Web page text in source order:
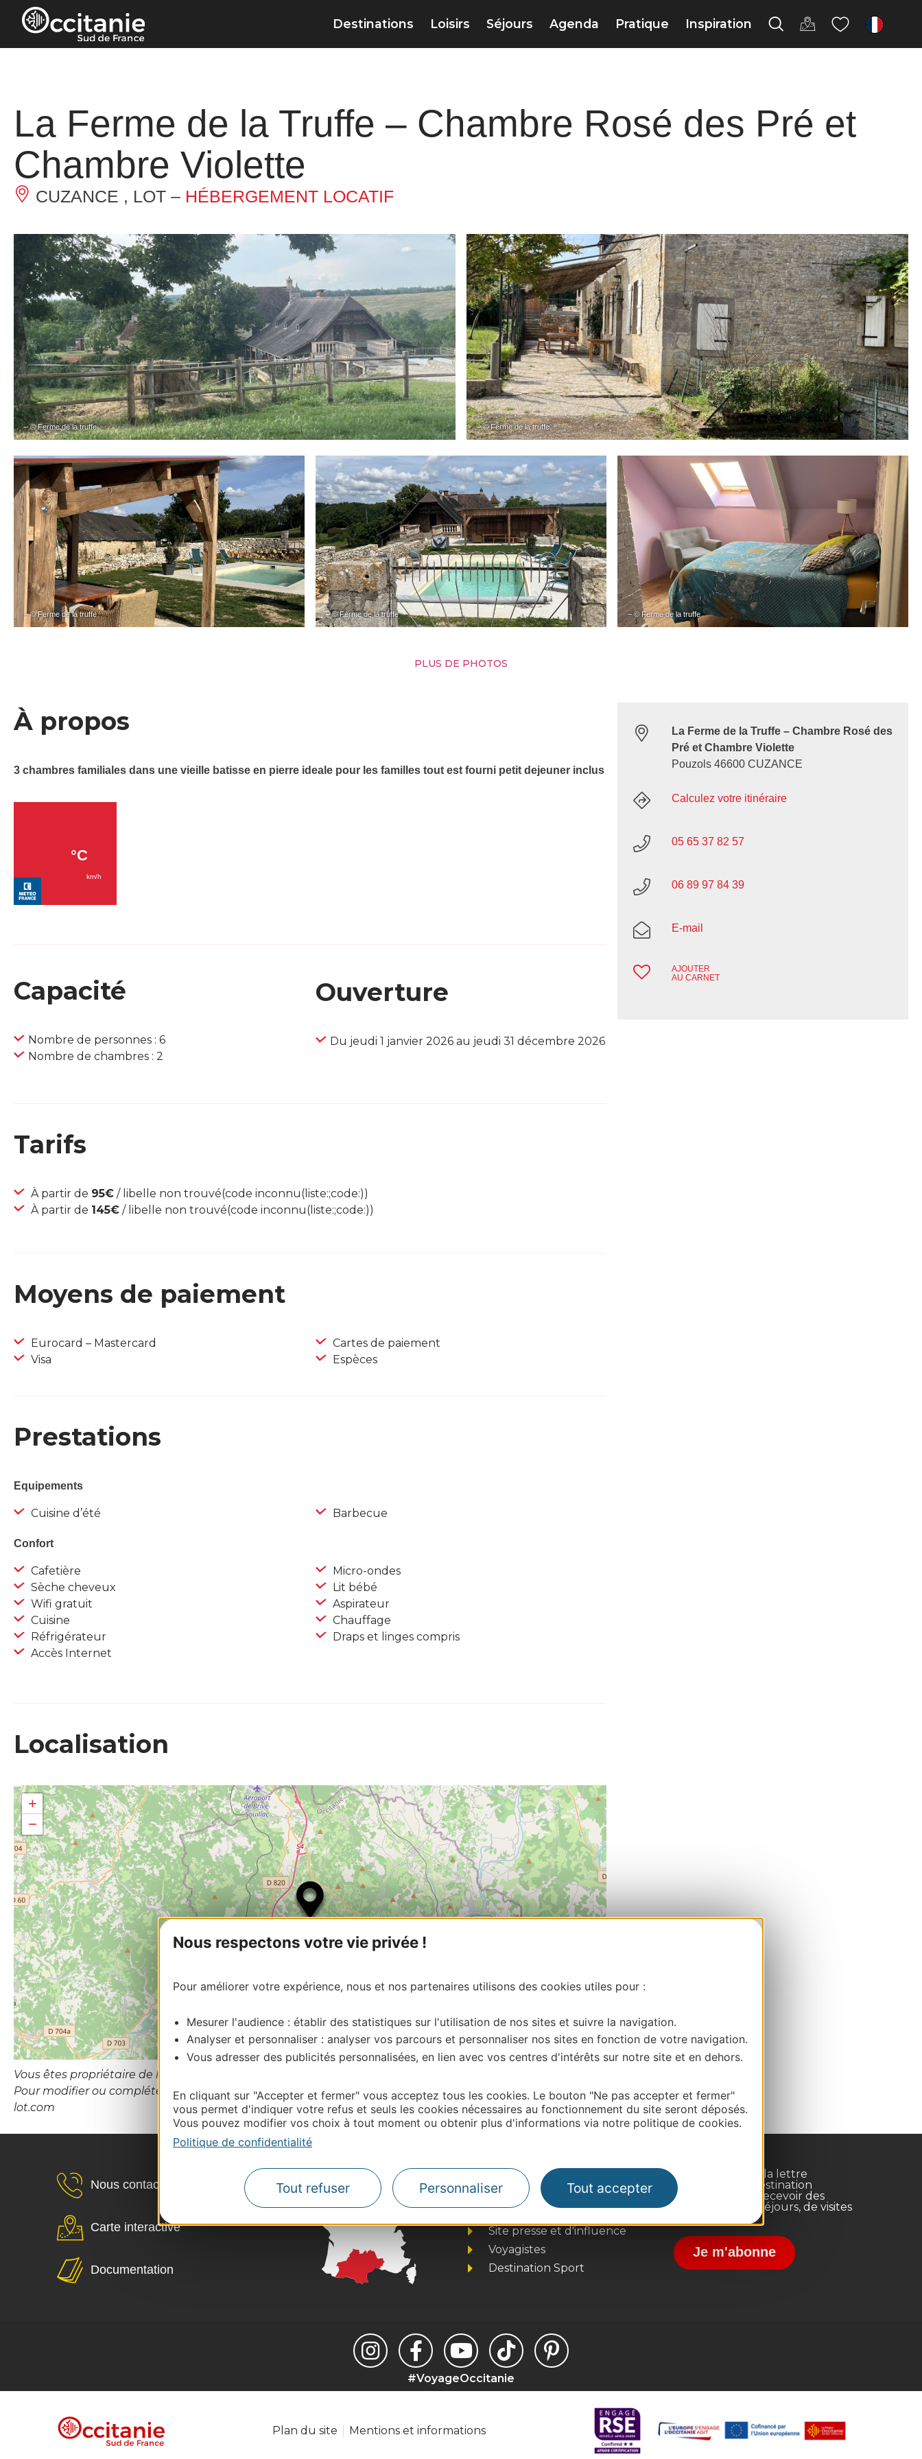
Panneau de gestion des cookies
Nous respectons votre vie privée !
Pour améliorer votre expérience, nous et nos partenaires utilisons des cookies utiles pour :
Mesurer l'audience : établir des statistiques sur l'utilisation de nos sites et suivre la navigation.
Analyser et personnaliser : analyser vos parcours et personnaliser nos sites en fonction de votre navigation.
Vous adresser des publicités personnalisées, en lien avec vos centres d'intérêts sur notre site et en dehors.
En cliquant sur "Accepter et fermer" vous acceptez tous les cookies. Le bouton "Ne pas accepter et fermer"
vous permet d'indiquer votre refus et seuls les cookies nécessaires au fonctionnement du site seront déposés.
Vous pouvez modifier vos choix à tout moment ou obtenir plus d'informations via notre politique de cookies.
Politique de confidentialité
Tout refuser Personnaliser Tout accepter
Destinations Loisirs Séjours Agenda Pratique Inspiration fr
La Ferme de la Truffe – Chambre Rosé des Pré et
Chambre Violette
CUZANCE , LOT – HÉBERGEMENT LOCATIF
– © Ferme de la truffe – © Ferme de la truffe
– © Ferme de la truffe – © Ferme de la truffe – © Ferme de la truffe
PLUS DE PHOTOS
À propos
3 chambres familiales dans une vieille batisse en pierre ideale pour les familles tout est fourni petit dejeuner inclus
Capacité
Nombre de personnes : 6
Nombre de chambres : 2
Ouverture
Du jeudi 1 janvier 2026 au jeudi 31 décembre 2026
Tarifs
À partir de 95€ / libelle non trouvé(code inconnu(liste:;code:))
À partir de 145€ / libelle non trouvé(code inconnu(liste:;code:))
Moyens de paiement
Eurocard – Mastercard
Visa
Cartes de paiement
Espèces
Prestations
Equipements
Cuisine d’été Barbecue
Confort
Cafetière
Sèche cheveux
Wifi gratuit
Cuisine
Réfrigérateur
Accès Internet
Micro-ondes
Lit bébé
Aspirateur
Chauffage
Draps et linges compris
Localisation
+
−
Leaflet| Map data © OpenStreetMap contributors
Vous êtes propriétaire de l’établissement ou le gestionnaire de cette activité?
Pour modifier ou compléter cette fiche, merci de contacter Lot Tourisme en écrivant à vit@tourisme –
lot.com
La Ferme de la Truffe – Chambre Rosé des
Pré et Chambre Violette
Pouzols 46600 CUZANCE
Calculez votre itinéraire
05 65 37 82 57
06 89 97 84 39
E-mail
AJOUTER
AU CARNET
Nous contacter
Carte interactive
Documentation
Thermalisme
Business/Mice
Site presse et d'influence
Voyagistes
Destination Sport
Inscrivez-vous à la lettre
d'information Destination
Occitanie pour recevoir des
suggestions de séjours, de visites
Je m'abonne
#VoyageOccitanie
Plan du site Mentions et informations